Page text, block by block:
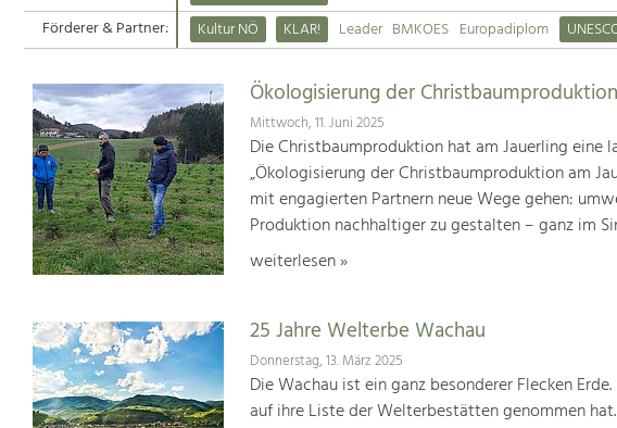
Förderer & Partner:
Kultur NÖ KLAR! Leader BMKOES Europadiplom
Ökologisierung der
Mittwoch, 11. Juni 2025
Die Christbaumproduktion hat am Jauerling eine
„Ökologisierung der Christbaumproduktion am
mit engagierten Partnern neue Wege gehen:
Produktion nachhaltiger zu gestalten – ganz im
weiterlesen »
25 Jahre Welterbe Wachau
Donnerstag, 13. März 2025
Die Wachau ist ein ganz besonderer Flecken
auf ihre Liste der Welterbestätten genommen hat.